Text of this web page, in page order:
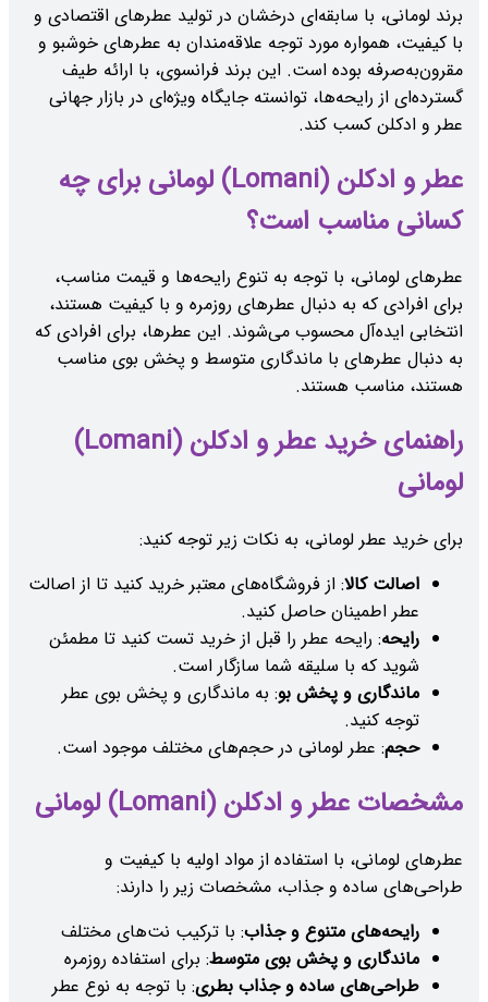
برند لومانی، با سابقه‌ای درخشان در تولید عطرهای اقتصادی و
با کیفیت، همواره مورد توجه علاقه‌مندان به عطرهای خوشبو و
مقرون‌به‌صرفه بوده است. این برند فرانسوی، با ارائه طیف
گسترده‌ای از رایحه‌ها، توانسته جایگاه ویژه‌ای در بازار جهانی
عطر و ادکلن کسب کند.
عطر و ادکلن (Lomani) لومانی برای چه
کسانی مناسب است؟
عطرهای لومانی، با توجه به تنوع رایحه‌ها و قیمت مناسب،
برای افرادی که به دنبال عطرهای روزمره و با کیفیت هستند،
انتخابی ایده‌آل محسوب می‌شوند. این عطرها، برای افرادی که
به دنبال عطرهای با ماندگاری متوسط و پخش بوی مناسب
هستند، مناسب هستند.
راهنمای خرید عطر و ادکلن (Lomani)
لومانی
برای خرید عطر لومانی، به نکات زیر توجه کنید:
اصالت کالا: از فروشگاه‌های معتبر خرید کنید تا از اصالت
عطر اطمینان حاصل کنید.
رایحه: رایحه عطر را قبل از خرید تست کنید تا مطمئن
شوید که با سلیقه شما سازگار است.
ماندگاری و پخش بو: به ماندگاری و پخش بوی عطر
توجه کنید.
حجم: عطر لومانی در حجم‌های مختلف موجود است.
مشخصات عطر و ادکلن (Lomani) لومانی
عطرهای لومانی، با استفاده از مواد اولیه با کیفیت و
طراحی‌های ساده و جذاب، مشخصات زیر را دارند:
رایحه‌های متنوع و جذاب: با ترکیب نت‌های مختلف
ماندگاری و پخش بوی متوسط: برای استفاده روزمره
طراحی‌های ساده و جذاب بطری: با توجه به نوع عطر